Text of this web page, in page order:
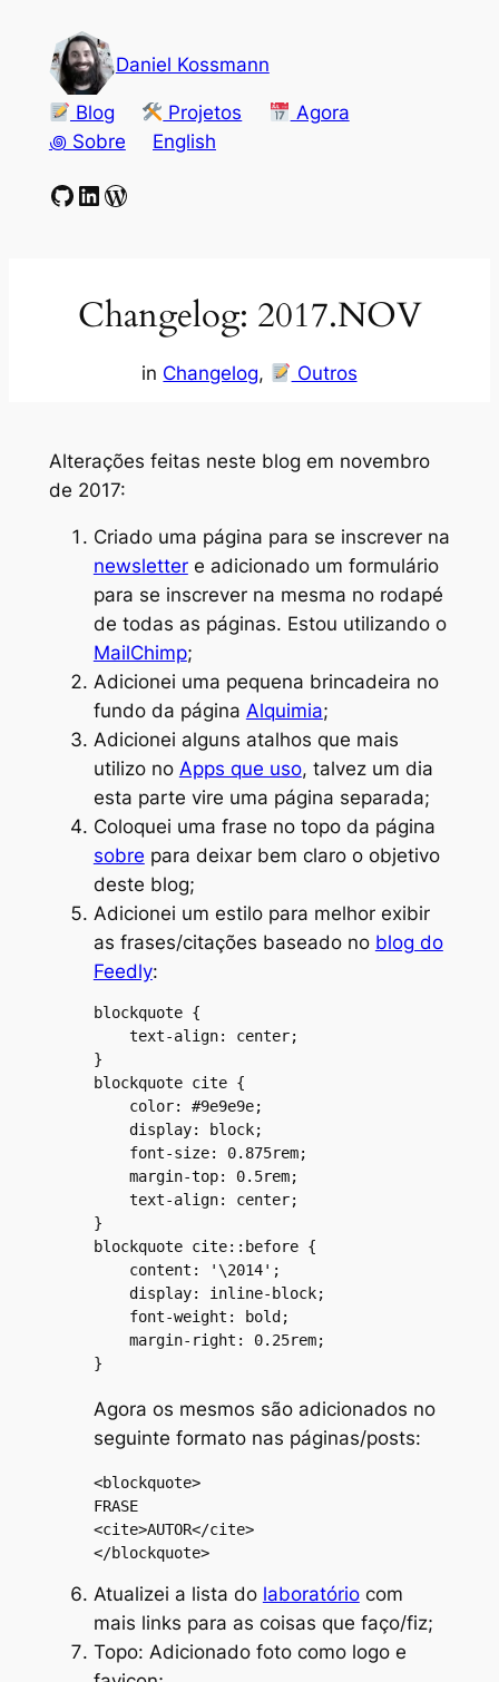
conteúdo
Daniel Kossmann
Blog Projetos
Agora
꩜ Sobre
English
GitHub
LinkedIn
WordPress
Changelog: 2017.NOV
in Changelog, Outros
Alterações feitas neste blog em novembro
de 2017:
Criado uma página para se inscrever na
newslettere adicionado um formulário
para se inscrever na mesma no rodapé
de todas as páginas. Estou utilizando o
MailChimp;
Adicionei uma pequena brincadeira no
fundo da página Alquimia;
Adicionei alguns atalhos que mais
utilizo no Apps que uso, talvez um dia
esta parte vire uma página separada;
Coloquei uma frase no topo da página
sobre para deixar bem claro o objetivo
deste blog;
Adicionei um estilo para melhor exibir
as frases/citações baseado no blog do
Feedly:
blockquote {
    text-align: center;
}
blockquote cite {
    color: #9e9e9e;
    display: block;
    font-size: 0.875rem;
    margin-top: 0.5rem;
    text-align: center;
}
blockquote cite::before {
    content: '\2014';
    display: inline-block;
    font-weight: bold;
    margin-right: 0.25rem;
}
Agora os mesmos são adicionados no
seguinte formato nas páginas/posts:
<blockquote>
FRASE
<cite>AUTOR</cite>
</blockquote>
Atualizei a lista do laboratóriocom
mais links para as coisas que faço/fiz;
Topo: Adicionado foto como logo e